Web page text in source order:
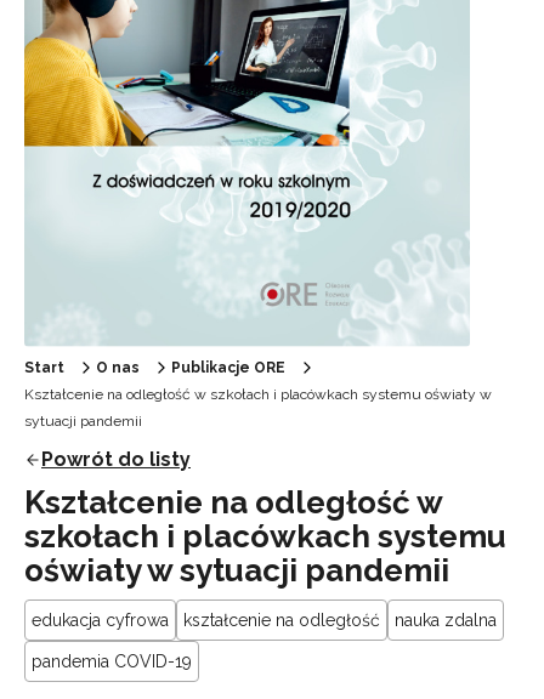
Start O nas
Publikacje ORE
Kształcenie na odległość w szkołach i placówkach systemu oświaty w
sytuacji pandemii
Powrót do listy
Kształcenie na odległość w
szkołach i placówkach systemu
oświaty w sytuacji pandemii
edukacja cyfrowa kształcenie na odległość nauka zdalna
pandemia COVID-19